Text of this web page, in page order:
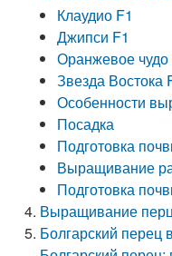
Клаудио F1
Джипси F1
Оранжевое чудо
Звезда Востока
Особенности
Посадка
Подготовка
Выращивание
Подготовка
Выращивание
Болгарский